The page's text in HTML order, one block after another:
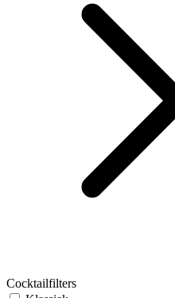
Cocktailfilters